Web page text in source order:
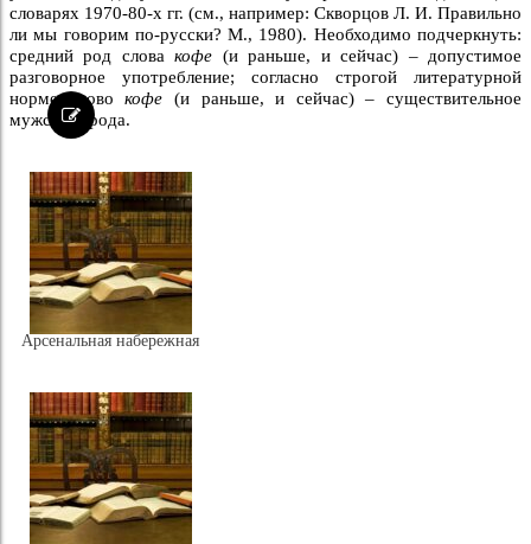
словарях 1970-80-х гг. (см., например: Скворцов Л. И. Правильно
ли мы говорим по-русски? М., 1980). Необходимо подчеркнуть:
средний род словакофе (и раньше, и сейчас) – допустимое
разговорное употребление; согласно строгой литературной
норме словокофе (и раньше, и сейчас) – существительное
мужского рода.
Арсенальная набережная